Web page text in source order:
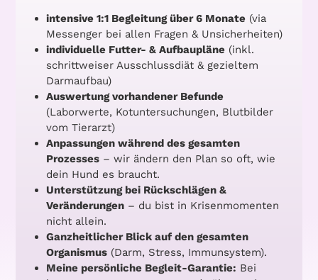
intensive 1:1 Begleitung über 6 Monate (via
Messenger bei allen Fragen & Unsicherheiten)
individuelle Futter- & Aufbaupläne (inkl.
schrittweiser Ausschlussdiät & gezieltem
Darmaufbau)
Auswertung vorhandener Befunde
(Laborwerte, Kotuntersuchungen, Blutbilder
vom Tierarzt)
Anpassungen während des gesamten
Prozesses – wir ändern den Plan so oft, wie
dein Hund es braucht.
Unterstützung bei Rückschlägen &
Veränderungen – du bist in Krisenmomenten
nicht allein.
Ganzheitlicher Blick auf den gesamten
Organismus (Darm, Stress, Immunsystem).
Meine persönliche Begleit-Garantie: Bei